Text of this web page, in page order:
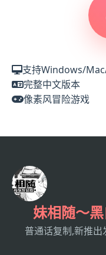
支持Windows/
完整中文版本
像素风冒险游戏
妹相随～
普通话复制,新推